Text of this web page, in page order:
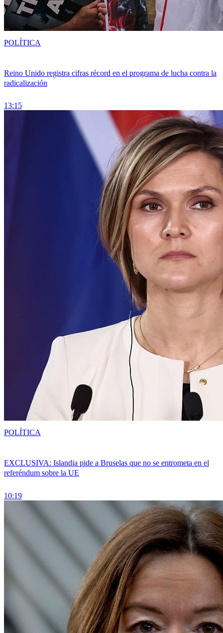
Reino Unido registra cifras récord en el programa de lucha contra la
radicalización
13:15
POLÍTICA
EXCLUSIVA: Islandia pide a Bruselas que no se entrometa en el
referéndum sobre la UE
10:19
POLÍTICA